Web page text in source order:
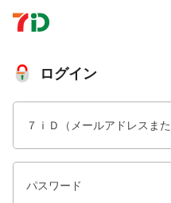
ログイン
７ｉＤ（メールアドレスま
パスワード